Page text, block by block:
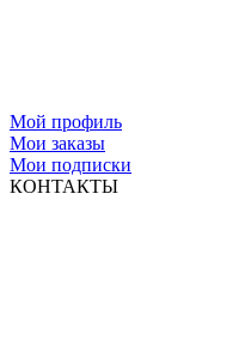
Мой профиль
Мои заказы
Мои подписки
КОНТАКТЫ